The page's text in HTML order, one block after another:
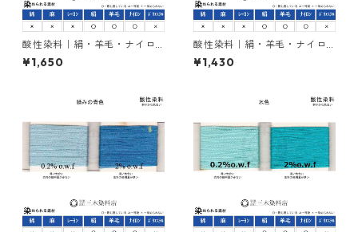
酸性染料｜絹・羊毛・ナイロ
ンを染める｜20g｜カヤノー
ルミーリングブルーBW（青
¥1,650
酸性染料｜絹・羊毛・ナイロ
ンを染める｜20g｜イルガノ
ールブリリアントブルーRLS２
¥1,430